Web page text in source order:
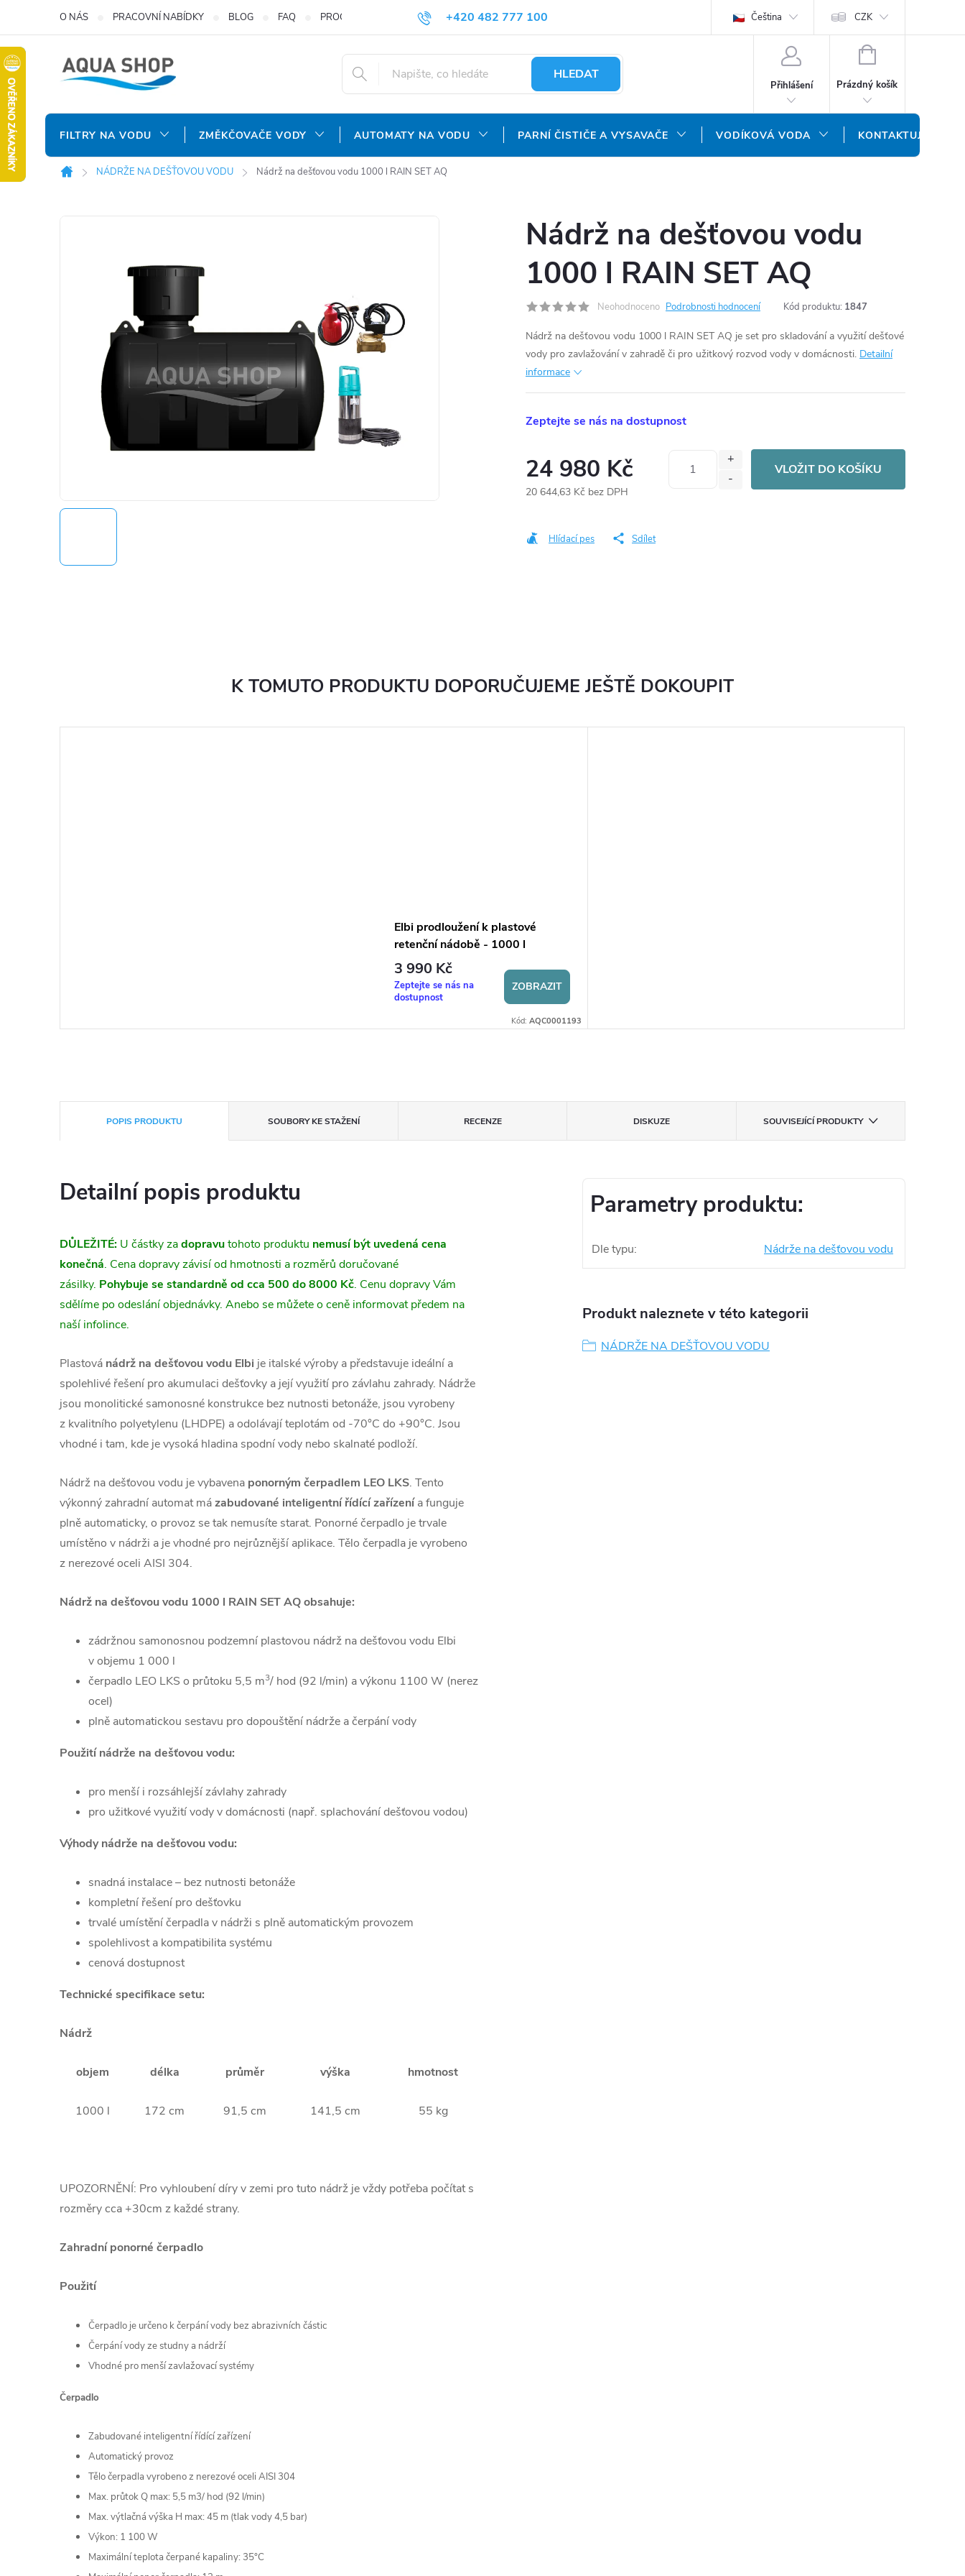
obsah
+420 482 777 100
objednavky@agroaquapro.cz
O NÁS PRACOVNÍ NABÍDKY BLOG FAQ PROČ NAKUPOVAT U NÁS? DOPRAVA A PLATBA OCHRANA OSOBNÍCH ÚDAJŮ NÁŠ SLOVENSKÝ E-
Čeština CZK
HLEDAT
Přihlášení
NÁKUPNÍ
Prázdný košík
FILTRY NA VODU ZMĚKČOVAČE VODY AUTOMATY NA VODU PARNÍ ČISTIČE A VYSAVAČE VODÍKOVÁ VODA KONTAKTUJTE NÁS
Domů
NÁDRŽE NA DEŠŤOVOU VODU Nádrž na dešťovou vodu 1000 l RAIN SET AQ
Nádrž na dešťovou vodu
1000 l RAIN SET AQ
Neohodnoceno Podrobnosti hodnocení Kód produktu: 1847
Nádrž na dešťovou vodu 1000 l RAIN SET AQ je set pro skladování a využití dešťové
vody pro zavlažování v zahradě či pro užitkový rozvod vody v domácnosti. Detailní
informace
Zeptejte se nás na dostupnost
24 980 Kč
20 644,63 Kč bez DPH
VLOŽIT DO KOŠÍKU
Hlídací pes Sdílet
POPIS PRODUKTU SOUBORY KE STAŽENÍ RECENZE DISKUZE SOUVISEJÍCÍ PRODUKTY
Detailní popis produktu
DŮLEŽITÉ: U částky zadopravutohoto produktu nemusí být uvedená cena
konečná. Cena dopravy závisí od hmotnosti a rozměrů doručované
zásilky. Pohybuje se standardně od cca 500 do 8000 Kč. Cenu dopravy Vám
sdělíme po odeslání objednávky. Anebo se můžete o ceně informovat předem na
naší infolince.
Plastová nádrž na dešťovou vodu Elbi je italské výroby a představuje ideální a
spolehlivé řešení pro akumulaci dešťovky a její využití pro závlahu zahrady. Nádrže
jsou monolitické samonosné konstrukce bez nutnosti betonáže, jsou vyrobeny
z kvalitního polyetylenu (LHDPE) a odolávají teplotám od -70°C do +90°C. Jsou
vhodné i tam, kde je vysoká hladina spodní vody nebo skalnaté podloží.
Nádrž na dešťovou vodu je vybavena ponorným čerpadlem LEO LKS. Tento
výkonný zahradní automat mázabudované inteligentní řídící zařízenía funguje
plně automaticky, o provoz se tak nemusíte starat. Ponorné čerpadlo je trvale
umístěno v nádrži a je vhodné pro nejrůznější aplikace. Tělo čerpadla je vyrobeno
z nerezové oceli AISI 304.
Nádrž na dešťovou vodu 1000 l RAIN SET AQ obsahuje:
zádržnou samonosnou podzemní plastovou nádrž na dešťovou vodu Elbi
v objemu 1 000 l
čerpadlo LEO LKS o průtoku 5,5 m3/ hod (92 l/min) a výkonu 1100 W (nerez
ocel)
plně automatickou sestavu pro dopouštění nádrže a čerpání vody
Použití nádrže na dešťovou vodu:
pro menší i rozsáhlejší závlahy zahrady
pro užitkové využití vody v domácnosti (např. splachování dešťovou vodou)
Výhody nádrže na dešťovou vodu:
snadná instalace – bez nutnosti betonáže
kompletní řešení pro dešťovku
trvalé umístění čerpadla v nádrži s plně automatickým provozem
spolehlivost a kompatibilita systému
cenová dostupnost
Technické specifikace setu:
Nádrž
objem délka průměr výška hmotnost
1000 l 172 cm 91,5 cm 141,5 cm 55 kg
UPOZORNĚNÍ: Pro vyhloubení díry v zemi pro tuto nádrž je vždy potřeba počítat s
rozměry cca +30cm z každé strany.
Zahradní ponorné čerpadlo
Použití
Čerpadlo je určeno k čerpání vody bez abrazivních částic
Čerpání vody ze studny a nádrží
Vhodné pro menší zavlažovací systémy
Čerpadlo
Zabudované inteligentní řídící zařízení
Automatický provoz
Tělo čerpadla vyrobeno z nerezové oceli AISI 304
Max. průtok Q max: 5,5 m3/ hod (92 l/min)
Max. výtlačná výška H max: 45 m (tlak vody 4,5 bar)
Výkon: 1 100 W
Maximální teplota čerpané kapaliny: 35°C
Parametry produktu:
Dle typu: Nádrže na dešťovou vodu
Produkt naleznete v této kategorii
NÁDRŽE NA DEŠŤOVOU VODU
K TOMUTO PRODUKTU DOPORUČUJEME JEŠTĚ DOKOUPIT
Elbi prodloužení k plastové
retenční nádobě - 1000 l
3 990 Kč
Zeptejte se nás na
dostupnost
ZOBRAZIT
Kód: AQC0001193